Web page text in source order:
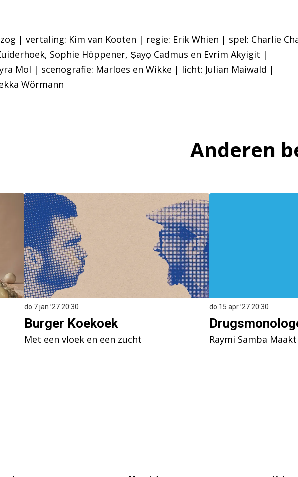
| vertaling: Kim van Kooten | regie: Erik Whien | spel: Charlie
Sophie Höppener, Ṣayọ Cadmus en Evrim Akyigit |
Mol | scenografie: Marloes en Wikke | licht: Julian Maiwald |
Wörmann
Anderen
Burger Koekoek
Met een vloek en een zucht
do 7 jan ’27 20:30
Raymi Samba Maakt
do 15 apr ’27 20:30